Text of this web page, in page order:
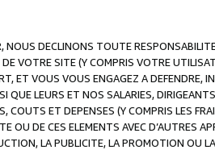
NOUS DECLINONS TOUTE
VOTRE SITE (Y COMPRIS VOTRE
ET VOUS VOUS ENGAGEZ A DEFENDRE,
QUE LEURS ET NOS SALARIES,
ET DEPENSES (Y COMPRIS LES
OU DE CES ELEMENTS AVEC D’AUTRES
LA PUBLICITE, LA PROMOTION OU